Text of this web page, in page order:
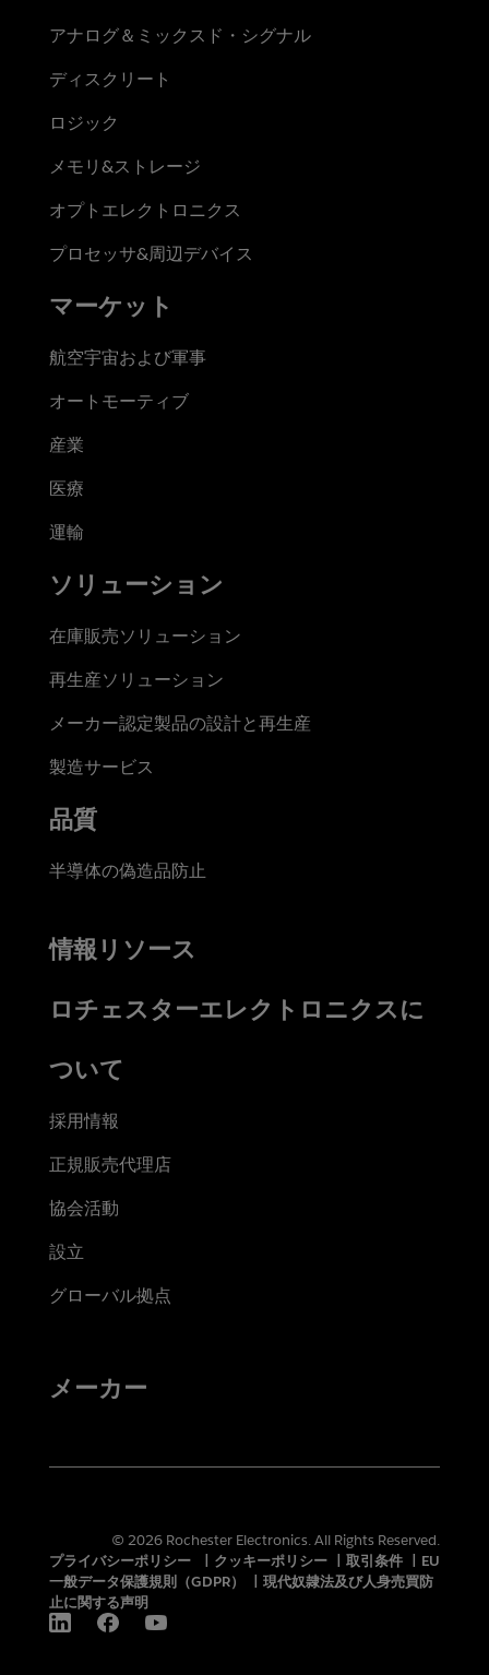
アナログ＆ミックスド・シグナル
ディスクリート
ロジック
メモリ&ストレージ
オプトエレクトロニクス
プロセッサ&周辺デバイス
マーケット
航空宇宙および軍事
オートモーティブ
産業
医療
運輸
ソリューション
在庫販売ソリューション
再生産ソリューション
メーカー認定製品の設計と再生産
製造サービス
品質
半導体の偽造品防止
情報リソース
ロチェスターエレクトロニクスに
ついて
採用情報
正規販売代理店
協会活動
設立
グローバル拠点
メーカー
© 2026 Rochester Electronics. All Rights Reserved.
プライバシーポリシー
クッキーポリシー 取引条件
EU
一般データ保護規則（GDPR）
現代奴隷法及び人身売買防
止に関する声明